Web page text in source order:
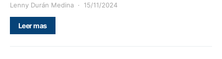
Lenny Durán Medina 15/11/2024
Leer mas